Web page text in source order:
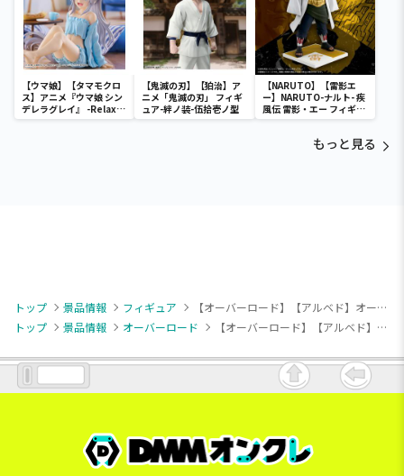
【ウマ娘】【タマモクロ
ス】アニメ『ウマ娘 シン
デレラグレイ』 -Relax
time-タマモクロス
【鬼滅の刃】【狛治】ア
ニメ「鬼滅の刃」 フィギ
ュア-絆ノ装-伍拾壱ノ型
【NARUTO】【雷影エ
ー】NARUTO-ナルト- 疾
風伝 雷影・エー フィギュ
ア～五影集結…!!～
もっと見る
トップ 景品情報 フィギュア
【オーバーロード】【アルベド】オーバーロード Desktop Cute フィギュア アルベド～ナースver.～
トップ
景品情報 オーバーロード 【オーバーロード】【アルベド】オーバーロード Desktop Cute フィギュア アルベド～ナースver.～